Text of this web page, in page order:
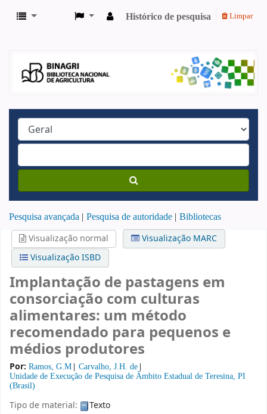
Histórico de pesquisa Limpar
Pesquisa avançada Pesquisa de autoridade Bibliotecas
Visualização normal
Visualização MARC
Visualização ISBD
Implantação de pastagens em
consorciação com culturas
alimentares: um método
recomendado para pequenos e
médios produtores
Por: Ramos, G.M
Carvalho, J.H. de
Unidade de Execução de Pesquisa de Âmbito Estadual de Teresina, PI
(Brasil)
Tipo de material:
Texto